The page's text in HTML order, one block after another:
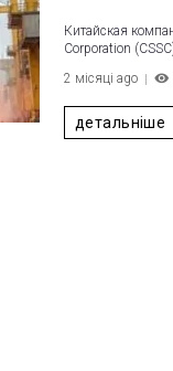
Китайская
Corporation
2 місяці ago
детальніше